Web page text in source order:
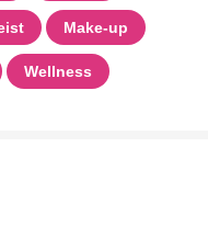
Make-up
Wellness